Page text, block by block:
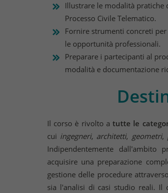
Illustrare le modalità pratiche
Processo Civile Telematico.
Fornire strumenti concreti per
le opportunità professionali.
Preparare i partecipanti al
modalità e documentazione
Il corso è rivolto atutte le
cui ingegneri, architetti, geometri,
Indipendentemente dall'ambito
acquisire una preparazione
gestione delle procedure
sia l'analisi di casi studio reali. Il